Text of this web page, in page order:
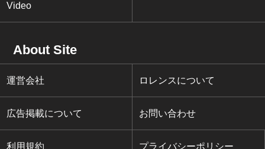
Video
About Site
運営会社 ロレンスについて
広告掲載について お問い合わせ
利用規約 プライバシーポリシー